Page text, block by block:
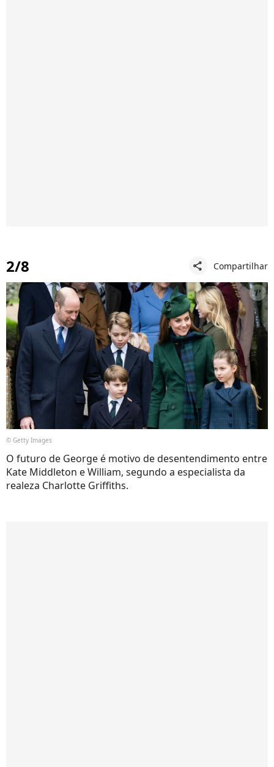
2/8 share Compartilhar
© Getty Images
O futuro de George é motivo de desentendimento entre
Kate Middleton e William, segundo a especialista da
realeza Charlotte Griffiths.